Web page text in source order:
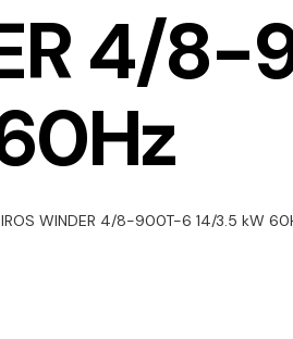
Iluminación
Solar
Variedad de
4/
WINDER 4/8-900T-6 14/3.5 kW